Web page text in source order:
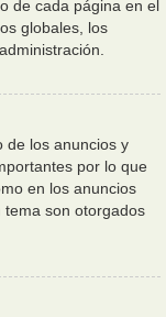
de cada página en el
globales, los
de los anuncios y
por lo que
en los anuncios
tema son otorgados